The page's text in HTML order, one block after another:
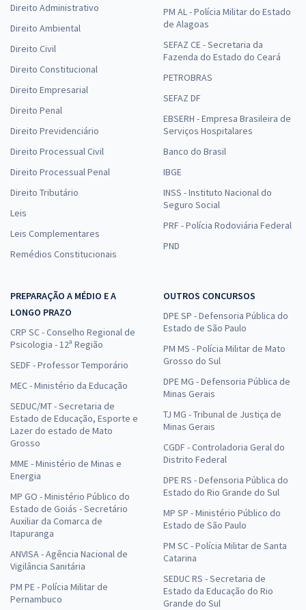
Direito Administrativo
Direito Ambiental
Direito Civil
Direito Constitucional
Direito Empresarial
Direito Penal
Direito Previdenciário
Direito Processual Civil
Direito Processual Penal
Direito Tributário
Leis
Leis Complementares
Remédios Constitucionais
PM AL - Polícia Militar do Estado
de Alagoas
SEFAZ CE - Secretaria da
Fazenda do Estado do Ceará
PETROBRAS
SEFAZ DF
EBSERH - Empresa Brasileira de
Serviços Hospitalares
Banco do Brasil
IBGE
INSS - Instituto Nacional do
Seguro Social
PRF - Polícia Rodoviária Federal
PND
PREPARAÇÃO A MÉDIO E A
LONGO PRAZO
CRP SC - Conselho Regional de
Psicologia - 12ª Região
SEDF - Professor Temporário
MEC - Ministério da Educação
SEDUC/MT - Secretaria de
Estado de Educação, Esporte e
Lazer do estado de Mato
Grosso
MME - Ministério de Minas e
Energia
MP GO - Ministério Público do
Estado de Goiás - Secretário
Auxiliar da Comarca de
Itapuranga
ANVISA - Agência Nacional de
Vigilância Sanitária
PM PE - Polícia Militar de
Pernambuco
OUTROS CONCURSOS
DPE SP - Defensoria Pública do
Estado de São Paulo
PM MS - Polícia Militar de Mato
Grosso do Sul
DPE MG - Defensoria Pública de
Minas Gerais
TJ MG - Tribunal de Justiça de
Minas Gerais
CGDF - Controladoria Geral do
Distrito Federal
DPE RS - Defensoria Pública do
Estado do Rio Grande do Sul
MP SP - Ministério Público do
Estado de São Paulo
PM SC - Polícia Militar de Santa
Catarina
SEDUC RS - Secretaria de
Estado da Educação do Rio
Grande do Sul